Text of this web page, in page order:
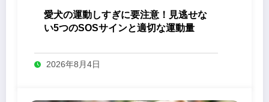
愛犬の運動しすぎに要注意！見逃せな
い5つのSOSサインと適切な運動量
2026年8月4日